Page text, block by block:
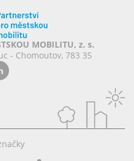
MOBILITU, z. s.
- Chomoutov, 783 35